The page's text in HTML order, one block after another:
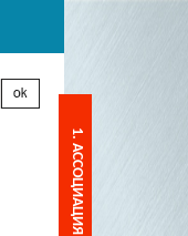
1. АССОЦИАЦИЯ